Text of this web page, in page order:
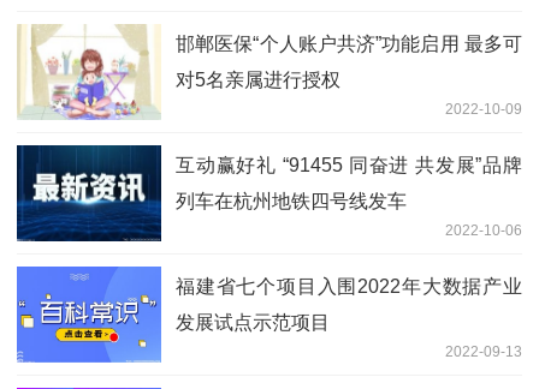
邯郸医保“个人账户共济”功能启用 最多可
对5名亲属进行授权
2022-10-09
互动赢好礼 “91455 同奋进 共发展”品牌
列车在杭州地铁四号线发车
2022-10-06
福建省七个项目入围2022年大数据产业
发展试点示范项目
2022-09-13